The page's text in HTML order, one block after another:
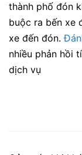
thành phố đón
buộc ra bến xe
xe đến đón.
nhiều phản hồi
dịch vụ